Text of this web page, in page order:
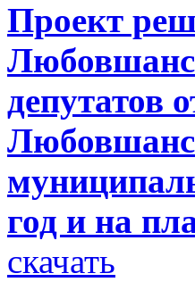
Проект
депутатов
год и на
скачать